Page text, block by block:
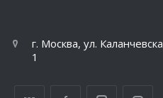
г. Москва, ул.
1